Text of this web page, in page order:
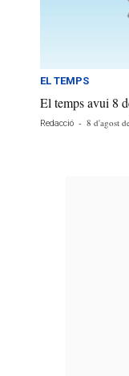
EL TEMPS
El temps avui 8
Redacció - 8 d'agost